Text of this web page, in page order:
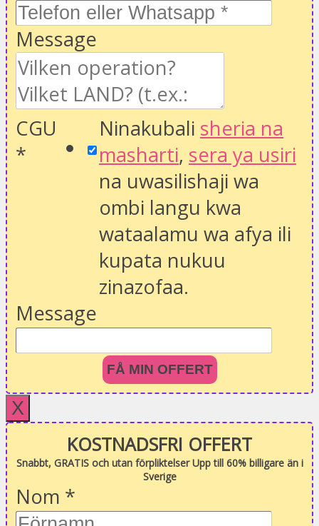
Message
CGU
*
Ninakubali sheria na
masharti, sera ya usiri
na uwasilishaji wa
ombi langu kwa
wataalamu wa afya ili
kupata nukuu
zinazofaa.
Message
FÅ MIN OFFERT
X
KOSTNADSFRI OFFERT
Snabbt, GRATIS och utan förpliktelser Upp till 60% billigare än i
Sverige
Nom *